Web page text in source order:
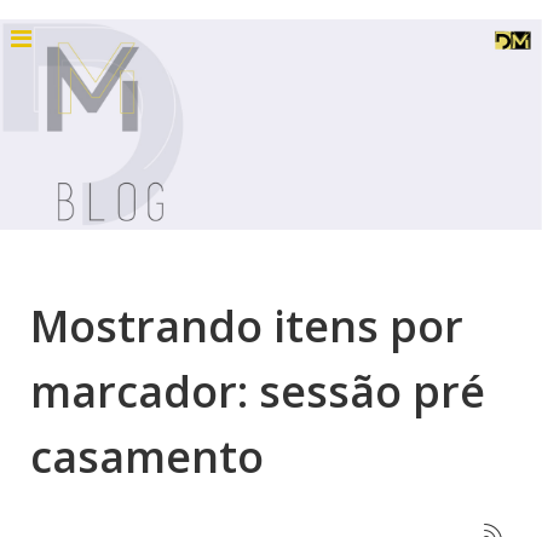
Mostrando itens por
marcador: sessão pré
casamento